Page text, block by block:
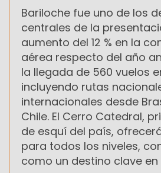
Bariloche fue uno de los
centrales de la
aumento del 12 % en la
aérea respecto del año
la llegada de 560 vuelos
incluyendo rutas
internacionales desde
Chile. El Cerro Catedral,
de esquí del país,
para todos los niveles,
como un destino clave en